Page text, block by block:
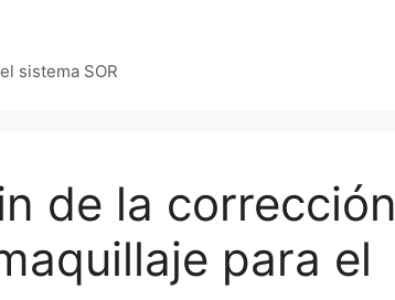
sistema SOR
de la corrección
para el